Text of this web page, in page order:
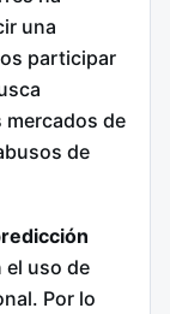
una
participar
de
de
el uso de
Por lo